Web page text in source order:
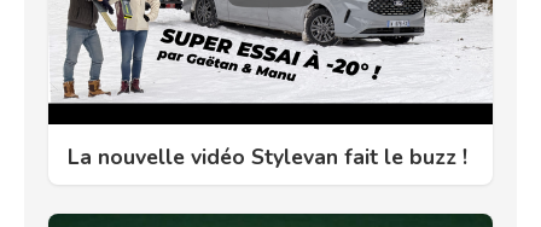
La nouvelle vidéo Stylevan fait le buzz !